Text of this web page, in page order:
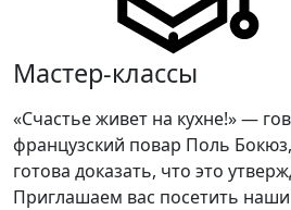
Мастер-классы
«Счастье живет на кухне!» —
французский повар Поль
готова доказать, что это
Приглашаем вас посетить